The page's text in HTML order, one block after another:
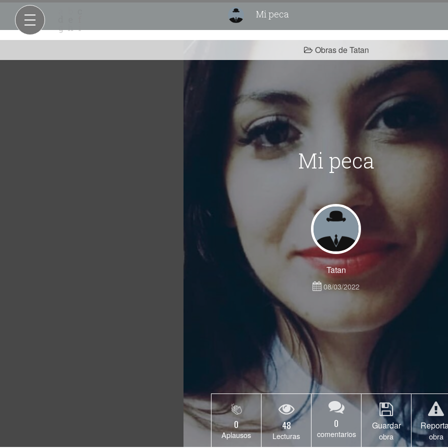
Mi peca
Obras de Tatan
Mi peca
Tatan
08/03/2022
0
Aplausos
48
Lecturas
0
comentarios
Guardar
obra obra